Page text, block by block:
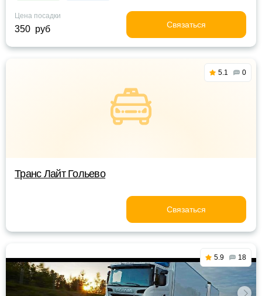
Цена посадки
350 руб Связаться
5.1 0
Транс Лайт Гольево
Связаться
5.9 18